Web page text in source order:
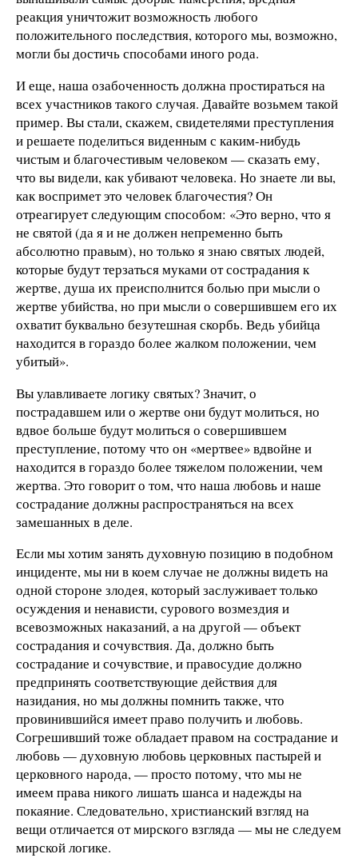
реакция уничтожит возможность любого
положительного последствия, которого мы, возможно,
могли бы достичь способами иного рода.
И еще, наша озабоченность должна простираться на
всех участников такого случая. Давайте возьмем такой
пример. Вы стали, скажем, свидетелями преступления
и решаете поделиться виденным с каким-нибудь
чистым и благочестивым человеком — сказать ему,
что вы видели, как убивают человека. Но знаете ли вы,
как воспримет это человек благочестия? Он
отреагирует следующим способом: «Это верно, что я
не святой (да я и не должен непременно быть
абсолютно правым), но только я знаю святых людей,
которые будут терзаться муками от сострадания к
жертве, душа их преисполнится болью при мысли о
жертве убийства, но при мысли о совершившем его их
охватит буквально безутешная скорбь. Ведь убийца
находится в гораздо более жалком положении, чем
убитый».
Вы улавливаете логику святых? Значит, о
пострадавшем или о жертве они будут молиться, но
вдвое больше будут молиться о совершившем
преступление, потому что он «мертвее» вдвойне и
находится в гораздо более тяжелом положении, чем
жертва. Это говорит о том, что наша любовь и наше
сострадание должны распространяться на всех
замешанных в деле.
Если мы хотим занять духовную позицию в подобном
инциденте, мы ни в коем случае не должны видеть на
одной стороне злодея, который заслуживает только
осуждения и ненависти, сурового возмездия и
всевозможных наказаний, а на другой — объект
сострадания и сочувствия. Да, должно быть
сострадание и сочувствие, и правосудие должно
предпринять соответствующие действия для
назидания, но мы должны помнить также, что
провинившийся имеет право получить и любовь.
Согрешивший тоже обладает правом на сострадание и
любовь — духовную любовь церковных пастырей и
церковного народа, — просто потому, что мы не
имеем права никого лишать шанса и надежды на
покаяние. Следовательно, христианский взгляд на
вещи отличается от мирского взгляда — мы не следуем
мирской логике.